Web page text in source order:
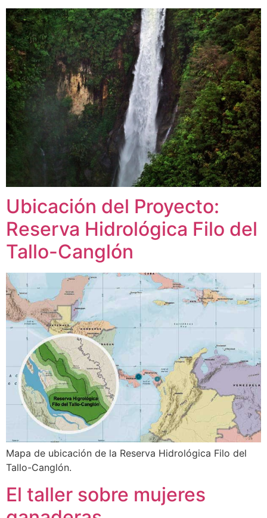
Ubicación del Proyecto:
Reserva Hidrológica Filo del
Tallo-Canglón
Mapa de ubicación de la Reserva Hidrológica Filo del
Tallo-Canglón.
El taller sobre mujeres